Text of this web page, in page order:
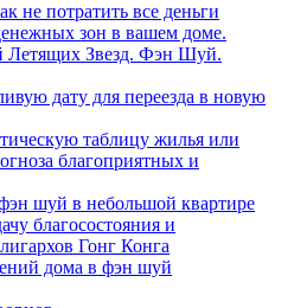
потратить все деньги
зон в вашем доме.
Летящих Звезд. Фэн Шуй.
дату для переезда в новую
таблицу жилья или
благоприятных и
шуй в небольшой квартире
благосостояния и
Гонг Конга
дома в фэн шуй